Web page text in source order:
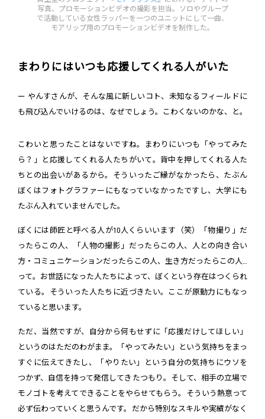
写真、プロモーションビデオの撮影を担当。ソロやグループ
で活動している女性ラッパーを一つのユニットにして一曲、
モアリップ用のプロモーションビデオを制作した。
まわりにはいつも応援してくれる人がいた
ー やんすさんが、そんな風に新しいコト、未知なるフィールドに
も飛び込んでいけるのは、なぜでしょう。こわくないのかな、と。
こわいと思ったことはないですね。まわりにいつも「やってみた
ら？」と応援してくれる人たちがいて。背中を押してくれる人た
ちとの出会いがあるから。そういったご縁がなかったら、たぶん
ぼくはフォトグラファーにもなっていなかったですし、大学にも
たぶん入れていませんでした。
ぼくには師匠と呼べる人が10人くらいいます（笑）「物撮り」だ
ったらこの人、「人物の撮影」だったらこの人、人との向き合い
方・コミュニケーションだったらこの人、生き方だったらこの人…
って。お世話になった人たちによって、ぼくという存在はつくられ
ている。そういった人たちに近づきたい。ここが原動力にもなっ
ていると思います。
ただ、当然ですが、自分から何もせずに「応援だけしてほしい」
というのはただのわがまま。「やってみたい」という気持ちをまっ
すぐに伝えてきたし、「やりたい」という自分の気持ちにウソを
つかず、自信を持って発信してきたつもり。そして、相手の立場で
モノゴトを考えてできることをやらせてもらう。そういう熱意って
必ず伝わっていくと思うんです。だから特別なスキルや実績がなく